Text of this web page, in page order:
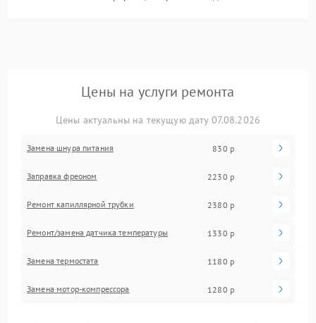
Цены на услуги ремонта
Цены актуальны на текущую дату 07.08.2026
Замена шнура питания 830 р
Заправка фреоном 2230 р
Ремонт капиллярной трубки 2380 р
Ремонт/замена датчика температуры 1330 р
Замена термостата 1180 р
Замена мотор-компрессора 1280 р